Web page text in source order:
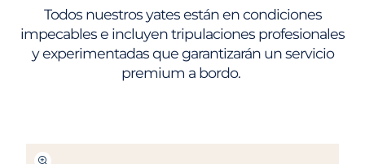
Todos nuestros yates están en condiciones
impecables e incluyen tripulaciones profesionales
y experimentadas que garantizarán un servicio
premium a bordo.